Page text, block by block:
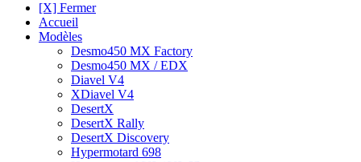
[X] Fermer
Accueil
Modèles
Desmo450 MX Factory
Desmo450 MX / EDX
Diavel V4
XDiavel V4
DesertX
DesertX Rally
DesertX Discovery
Hypermotard 698